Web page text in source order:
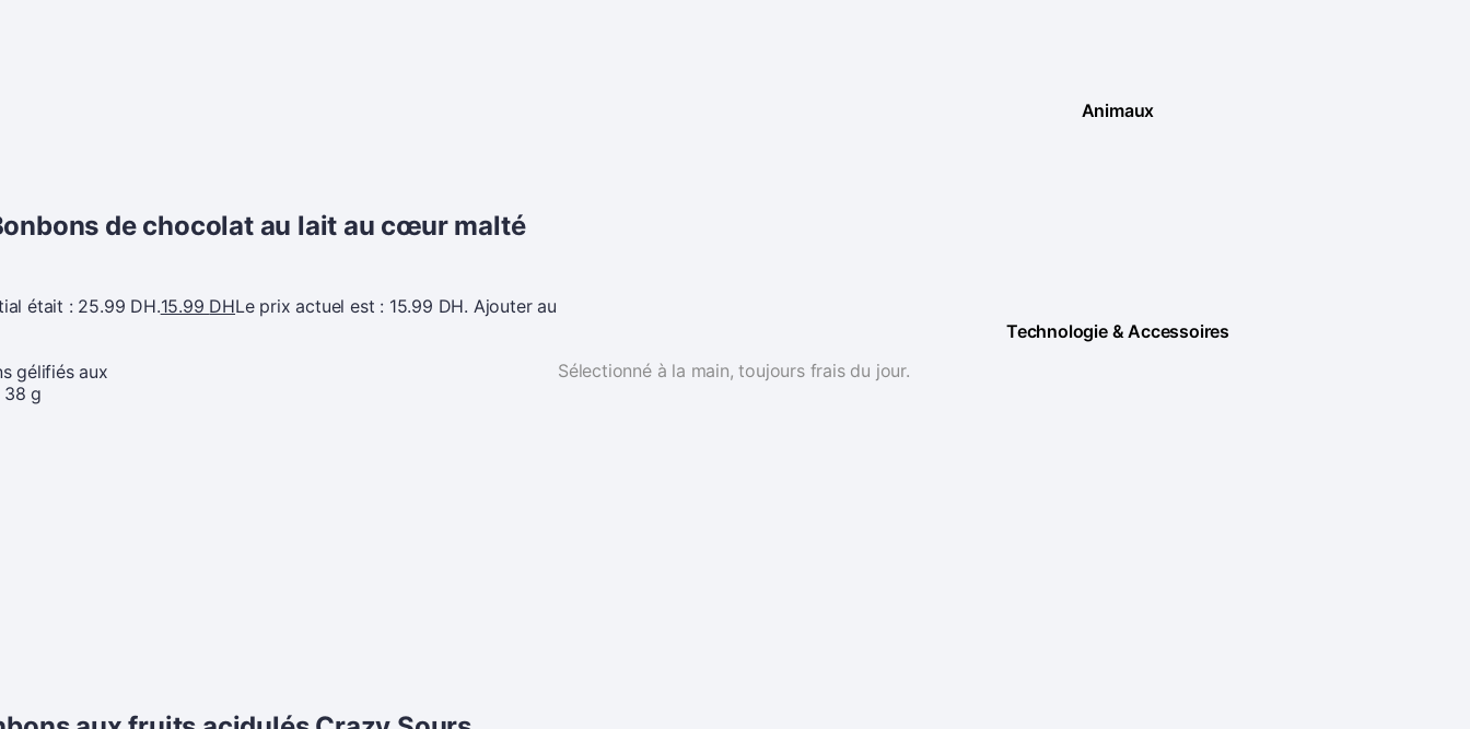
de chocolat au lait au cœur malté
était : 25.99 DH.15.99 DHLe prix actuel est : 15.99 DH. Ajouter au
Animaux
Technologie & Accessoires
Sélectionné à la main, toujours frais du jour.